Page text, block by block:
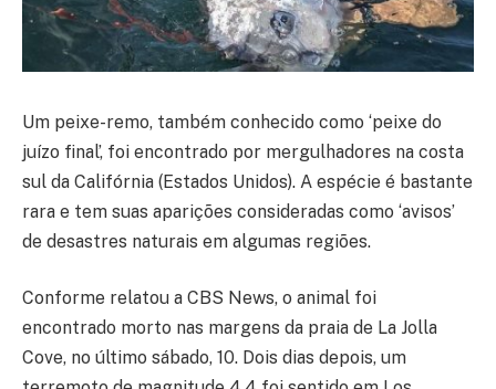
Um peixe-remo, também conhecido como ‘peixe do
juízo final’, foi encontrado por mergulhadores na costa
sul da Califórnia (Estados Unidos). A espécie é bastante
rara e tem suas aparições consideradas como ‘avisos’
de desastres naturais em algumas regiões.
Conforme relatou a CBS News, o animal foi
encontrado morto nas margens da praia de La Jolla
Cove, no último sábado, 10. Dois dias depois, um